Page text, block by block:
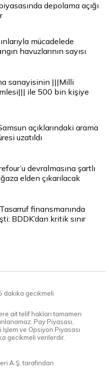
depolama açığı
mücadelede
havuzlarının sayısı
sanayisinin |||Milli
ile 500 bin kişiye
açıklarındaki arama
uzatıldı
devralmasına şartlı
elden çıkarılacak
finansmanında
BDDK’dan kritik sınır
dakika gecikmeli
ait telif hakları tamamen
Pay Piyasası,
ve Opsiyon Piyasası
gecikmeli verilerdir.
A.Ş. tarafından